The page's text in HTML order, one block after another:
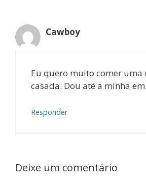
Cawboy
Eu quero muito comer uma
casada. Dou até a minha
Responder
Deixe um comentário